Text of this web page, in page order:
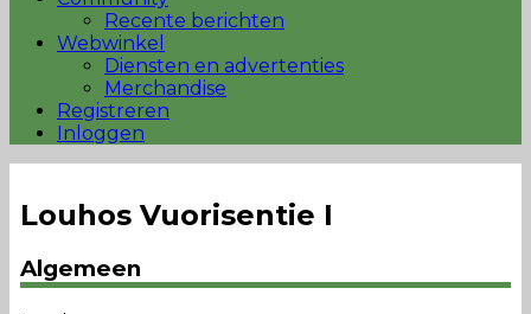
Recente berichten
Webwinkel
Diensten en advertenties
Merchandise
Registreren
Inloggen
Louhos Vuorisentie I
Algemeen